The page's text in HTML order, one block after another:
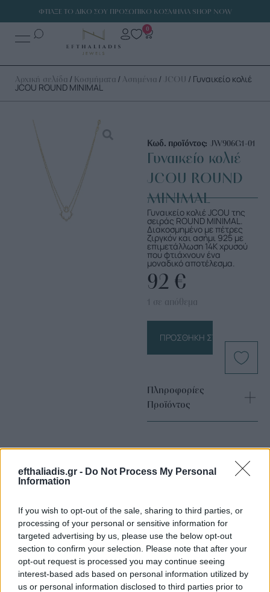
efthaliadis.gr - Do Not Process My Personal
Information
If you wish to opt-out of the sale, sharing to third parties, or
processing of your personal or sensitive information for
targeted advertising by us, please use the below opt-out
section to confirm your selection. Please note that after your
opt-out request is processed you may continue seeing
interest-based ads based on personal information utilized by
us or personal information disclosed to third parties prior to
ΦΤΙΑΞΕ ΤΟ ΔΙΚΟ ΣΟΥ ΠΡΟΣΩΠΙΚΟ ΚΟΣΜΗΜΑ SHOP NOW
0
Αρχική σελίδα / Κοσμήματα / Ασημένια / JCOU / Γυναικείο κολιέ
JCOU ROUND MINIMAL
Κωδ. προϊόντος: JW906G1-01
Γυναικείο κολιέ
JCOU ROUND
MINIMAL
Γυναικείο κολιέ JCOU της
σειράς ROUND MINIMAL.
Διακοσμημένο με πέτρες
ζιργκόν και ασήμι 925 με
επιμετάλλωση 14Κ χρυσού
που φτιάχνουν ένα
μοναδικό αποτέλεσμα.
92 €
1 σε απόθεμα
ΠΡΟΣΘΉΚΗ ΣΤΟ ΚΑΛΆΘΙ
Πληροφορίες
Προϊόντος
Επιλογές Που Ταιριάζουν
Ανακαλύψτε τα κοσμήματα που αγαπήθηκαν περισσότερο!
Εδώ θα βρείτε τις κορυφαίες επιλογές που ξεχωρίζουν για
το μοναδικό τους στυλ και την εξαιρετική τους ποιότητα.